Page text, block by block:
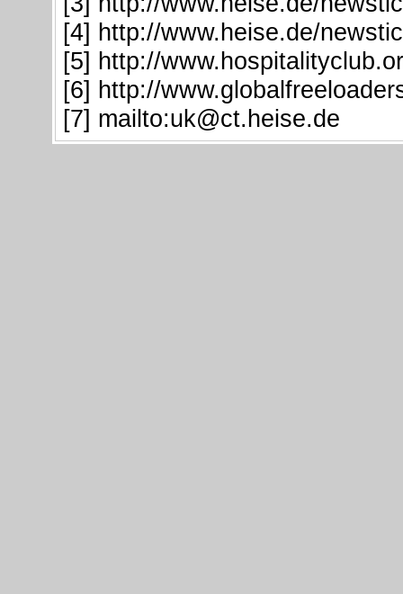
[4] http://www.heise.de/
[5] http://
[6] http://
[7] mailto:uk@ct.heise.de